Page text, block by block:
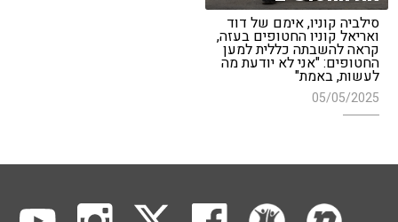
סילביה קוניו, אימם של דוד
ואריאל קוניו החטופים בעזה,
קראה להשבתה כללית למען
החטופים: "אני לא יודעת מה
לעשות, באמת"
05/05/2025